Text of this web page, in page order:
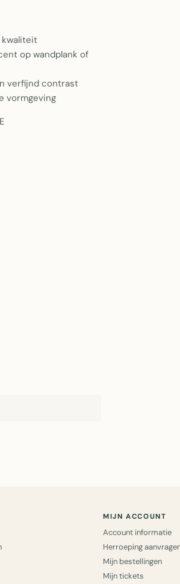
kwaliteit
op wandplank of
verfijnd contrast
vormgeving
MIJN ACCOUNT
Account informatie
Herroeping
Mijn bestellingen
Mijn tickets